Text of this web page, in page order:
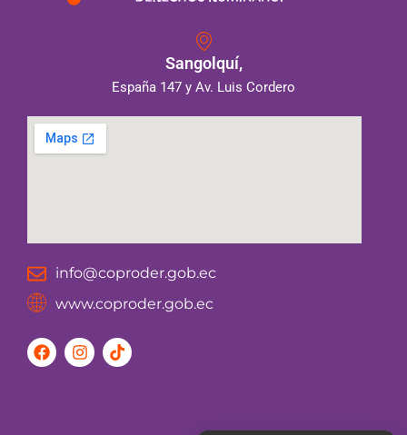
Sangolquí,
España 147 y Av. Luis Cordero
info@coproder.gob.ec
www.coproder.gob.ec
F
a
I
n
T
i